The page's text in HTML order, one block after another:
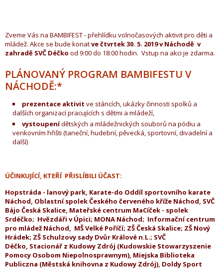
Zveme Vás na BAMBIFEST - přehlídku volnočasových aktivit pro děti a
mládež. Akce se bude konatve čtvrtek 30. 5. 2019 v Náchodě v
zahradě SVČ Déčko od 9:00 do 18:00 hodin. Vstup na akci je zdarma.
PLÁNOVANÝ PROGRAM BAMBIFESTU V
NÁCHODĚ:*
prezentace aktivit ve stáncích, ukázky činnosti spolků a
dalších organizací pracujících s dětmi a mládeží,
vystoupenídětských a mládežnických souborů na pódiu a
venkovním hřišti (taneční, hudební, pěvecká, sportovní, divadelní a
další)
ÚČINKUJÍCÍ, KTEŘÍ PŘISLÍBILI ÚČAST:
Hopstráda - lanový park, Karate-do Oddíl sportovního karate
Náchod, Oblastní spolek Českého červeného kříže Náchod, SVČ
Bájo Česká Skalice, Mateřské centrum MaCíček - spolek
Srdéčko; Hvězdáři v Úpici; MONA Náchod; Informační centrum
pro mládež Náchod, MŠ Velké Poříčí; ZŠ Česká Skalice; ZŠ Nový
Hrádek; ZŠ Schulzovy sady Dvůr Králové n.L.; SVČ
Déčko, Stacionář z Kudowy Zdrój (Kudowskie Stowarzyszenie
Pomocy Osobom Niepolnosprawnym), Miejska Biblioteka
Publiczna (Městská knihovna z Kudowy Zdrój), Doldy Sport